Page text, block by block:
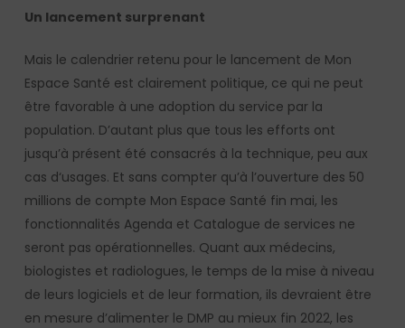
Un lancement surprenant
Mais le calendrier retenu pour le lancement de Mon
Espace Santé est clairement politique, ce qui ne peut
être favorable à une adoption du service par la
population. D’autant plus que tous les efforts ont
jusqu’à présent été consacrés à la technique, peu aux
cas d‘usages. Et sans compter qu’à l’ouverture des 50
millions de compte Mon Espace Santé fin mai, les
fonctionnalités Agenda et Catalogue de services ne
seront pas opérationnelles. Quant aux médecins,
biologistes et radiologues, le temps de la mise à niveau
de leurs logiciels et de leur formation, ils devraient être
en mesure d’alimenter le DMP au mieux fin 2022, les